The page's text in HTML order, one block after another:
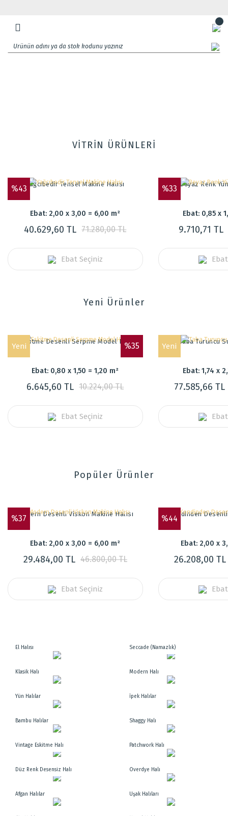
VİTRİN ÜRÜNLERİ
%43Yağcıbedir Tensel Makine Halısı
Ebat: 2,00 x 3,00 = 6,00 m²
40.629,60 TL 71.280,00 TL
Ebat Seçiniz
%33 Beyaz Renk
Ebat: 0,85 x
9.710,71 TL
Yeni Ürünler
Yeni %35
Eskitme Desenli Serpme Model Halı
Ebat: 0,80 x 1,50 = 1,20 m²
6.645,60 TL 10.224,00 TL
Ebat Seçiniz
Yeni
Taba Turuncu
Ebat: 1,74 x
77.585,66 TL
Popüler Ürünler
%37Modern Desenli Viskon Makine Halısı
Ebat: 2,00 x 3,00 = 6,00 m²
29.484,00 TL 46.800,00 TL
Ebat Seçiniz
%44Kendinden
Ebat: 2,00 x
26.208,00 TL
El Halısı Seccade (Namazlık)
Klasik Halı Modern Halı
Yün Halılar İpek Halılar
Bambu Halılar Shaggy Halı
Vintage Eskitme Halı Patchwork Halı
Düz Renk Desensiz Halı Overdye Halı
Afgan Halılar Uşak Halıları